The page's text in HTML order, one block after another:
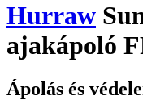
Hurraw
ajakápoló
Ápolás és